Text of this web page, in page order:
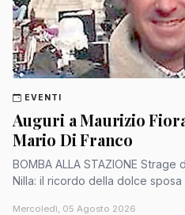
EVENTI
Auguri a Maurizio
Mario Di Franco
BOMBA ALLA STAZIONE
Nilla: il ricordo della dolce sposa
Mercoledì, 05 Agosto 2026